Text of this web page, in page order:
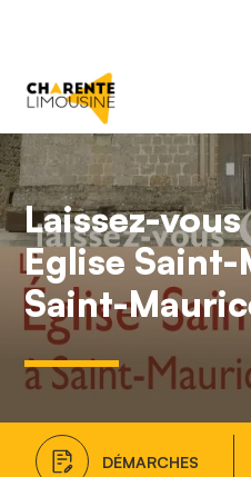
Laissez-
Eglise
Saint-
DÉMARCHES